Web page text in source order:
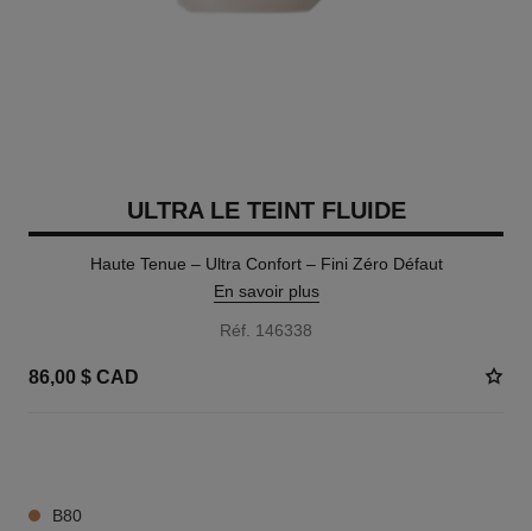
ULTRA LE TEINT FLUIDE
Haute Tenue – Ultra Confort – Fini Zéro Défaut
En savoir plus
Réf. 146338
86,00 $ CAD
B80